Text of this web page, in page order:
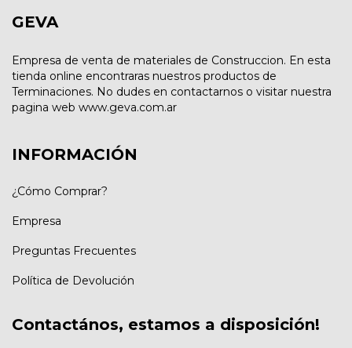
GEVA
Empresa de venta de materiales de Construccion. En esta
tienda online encontraras nuestros productos de
Terminaciones. No dudes en contactarnos o visitar nuestra
pagina web www.geva.com.ar
INFORMACIÓN
¿Cómo Comprar?
Empresa
Preguntas Frecuentes
Política de Devolución
Contactános, estamos a disposición!